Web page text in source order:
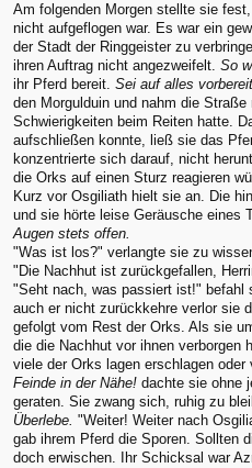
Am folgenden Morgen stellte sie
nicht aufgeflogen war. Es war ein
der Stadt der Ringgeister zu
ihren Auftrag nicht angezweifelt. So
ihr Pferd bereit. Sei auf alles
den Morgulduin und nahm die
Schwierigkeiten beim Reiten hatte.
aufschließen konnte, ließ sie das
konzentrierte sich darauf, nicht
die Orks auf einen Sturz reagieren
Kurz vor Osgiliath hielt sie an. Die
und sie hörte leise Geräusche eines
Augen stets offen.
"Was ist los?" verlangte sie zu
"Die Nachhut ist zurückgefallen,
"Seht nach, was passiert ist!" befahl
auch er nicht zurückkehre verlor sie
gefolgt vom Rest der Orks. Als sie
die die Nachhut vor ihnen verborgen
viele der Orks lagen erschlagen
Feinde in der Nähe! dachte sie ohne
geraten. Sie zwang sich, ruhig zu
Überlebe. "Weiter! Weiter nach
gab ihrem Pferd die Sporen. Sollten
doch erwischen. Ihr Schicksal war